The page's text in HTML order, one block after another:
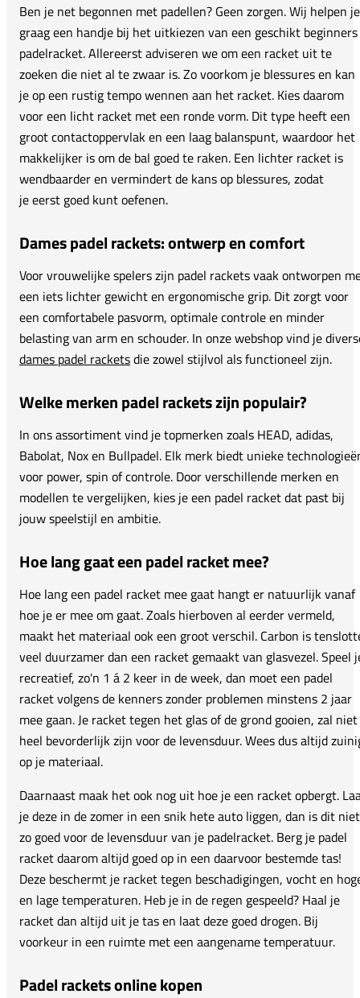
Ben je net begonnen met padellen? Geen zorgen. Wij helpen je
graag een handje bij het uitkiezen van een geschikt beginners
padelracket. Allereerst adviseren we om een racket uit te
zoeken die niet al te zwaar is. Zo voorkom je blessures en kan
je op een rustig tempo wennen aan het racket. Kies daarom
voor een licht racket met een ronde vorm. Dit type heeft een
groot contactoppervlak en een laag balanspunt, waardoor het
makkelijker is om de bal goed te raken. Een lichter racket is
wendbaarder en vermindert de kans op blessures, zodat
je eerst goed kunt oefenen.
Dames padel rackets: ontwerp en comfort
Voor vrouwelijke spelers zijn padel rackets vaak ontworpen
een iets lichter gewicht en ergonomische grip. Dit zorgt voor
een comfortabele pasvorm, optimale controle en minder
belasting van arm en schouder. In onze webshop vind je
dames padel racketsdie zowel stijlvol als functioneel zijn.
Welke merken padel rackets zijn populair?
In ons assortiment vind je topmerken zoals HEAD, adidas,
Babolat, Nox en Bullpadel. Elk merk biedt unieke
voor power, spin of controle. Door verschillende merken en
modellen te vergelijken, kies je een padel racket dat past bij
jouw speelstijl en ambitie.
Hoe lang gaat een padel racket mee?
Hoe lang een padel racket mee gaat hangt er natuurlijk vanaf
hoe je er mee om gaat. Zoals hierboven al eerder vermeld,
maakt het materiaal ook een groot verschil. Carbon is
veel duurzamer dan een racket gemaakt van glasvezel. Speel
recreatief, zo'n 1 á 2 keer in de week, dan moet een padel
racket volgens de kenners zonder problemen minstens 2 jaar
mee gaan. Je racket tegen het glas of de grond gooien, zal niet
heel bevorderlijk zijn voor de levensduur. Wees dus altijd
op je materiaal.
Daarnaast maak het ook nog uit hoe je een racket opbergt.
je deze in de zomer in een snik hete auto liggen, dan is dit niet
zo goed voor de levensduur van je padelracket. Berg je padel
racket daarom altijd goed op in een daarvoor bestemde tas!
Deze beschermt je racket tegen beschadigingen, vocht en
en lage temperaturen. Heb je in de regen gespeeld? Haal je
racket dan altijd uit je tas en laat deze goed drogen. Bij
voorkeur in een ruimte met een aangename temperatuur.
Padel rackets online kopen